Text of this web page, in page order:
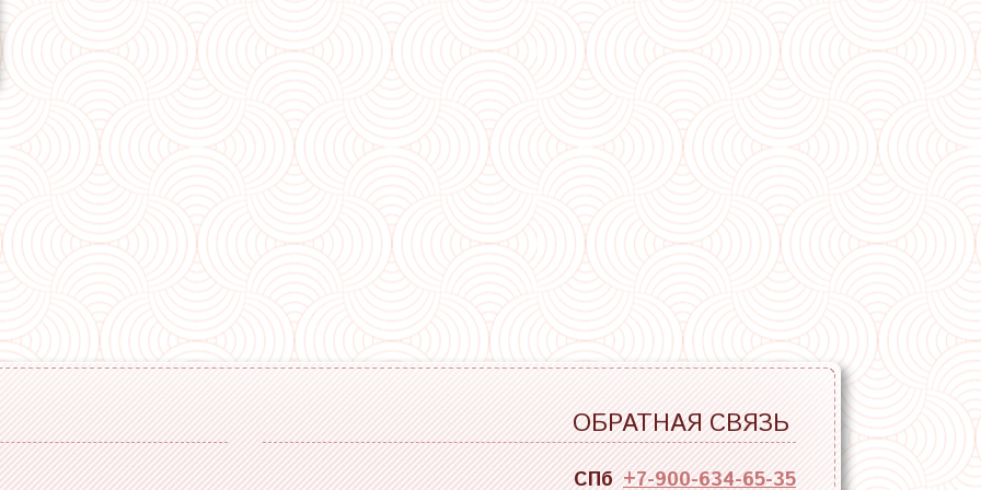
ОБРАТНАЯ СВЯЗЬ
СПб +7-900-634-65-35